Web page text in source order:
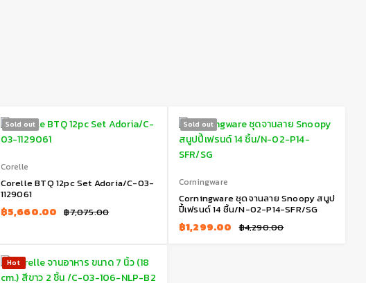
Sold out
Corelle
Corelle BTQ 12pc Set Adoria/C-03-
1129061
฿7,075.00
฿5,660.00
Sold out
Corningware
Corningware ชุดจานลาย Snoopy สนูป
ปี้เฟรนด์ 14 ชิ้น/N-02-P14-SFR/SG
฿4,290.00
฿1,299.00
Hot